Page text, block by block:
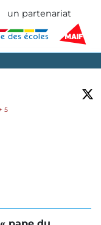
un partenariat
5